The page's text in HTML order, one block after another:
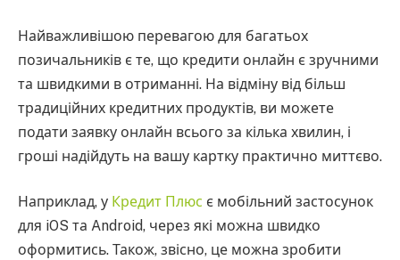
Найважливішою перевагою для багатьох
позичальників є те, що кредити онлайн є зручними
та швидкими в отриманні. На відміну від більш
традиційних кредитних продуктів, ви можете
подати заявку онлайн всього за кілька хвилин, і
гроші надійдуть на вашу картку практично миттєво.
Наприклад, у Кредит Плюс є мобільний застосунок
для iOS та Android, через які можна швидко
оформитись. Також, звісно, це можна зробити